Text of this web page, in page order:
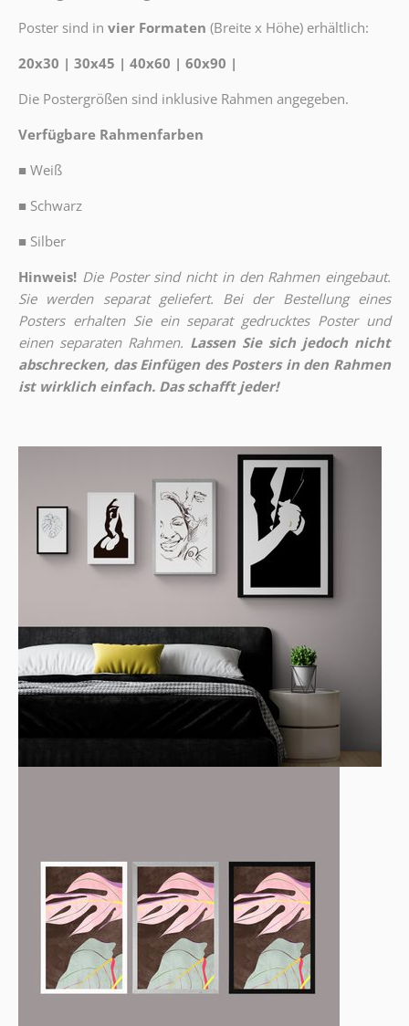
Poster sind in vier Formaten (Breite x Höhe) erhältlich:
20x30 | 30x45 | 40x60 | 60x90 |
Die Postergrößen sind inklusive Rahmen angegeben.
Verfügbare Rahmenfarben
■ Weiß
■ Schwarz
■ Silber
Hinweis! Die Poster sind nicht in den Rahmen eingebaut.
Sie werden separat geliefert. Bei der Bestellung eines
Posters erhalten Sie ein separat gedrucktes Poster und
einen separaten Rahmen. Lassen Sie sich jedoch nicht
abschrecken, das Einfügen des Posters in den Rahmen
ist wirklich einfach. Das schafft jeder!